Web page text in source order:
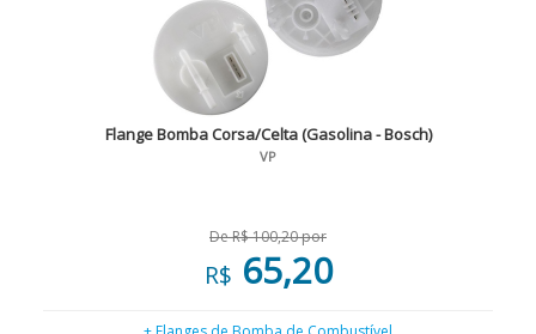
Flange Bomba Corsa/Celta (Gasolina - Bosch)
VP
De R$ 100,20 por
R$ 65,20